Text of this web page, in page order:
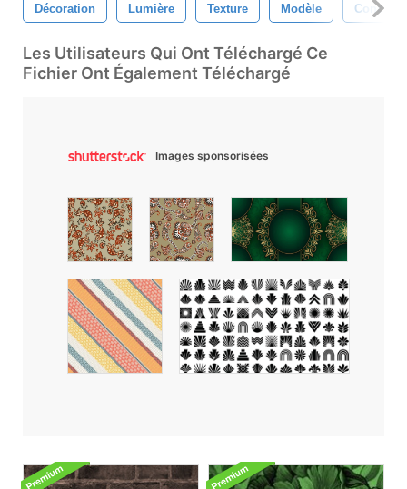
Décoration Lumière Texture Modèle
Les Utilisateurs Qui Ont Téléchargé Ce
Fichier Ont Également Téléchargé
Images sponsorisées